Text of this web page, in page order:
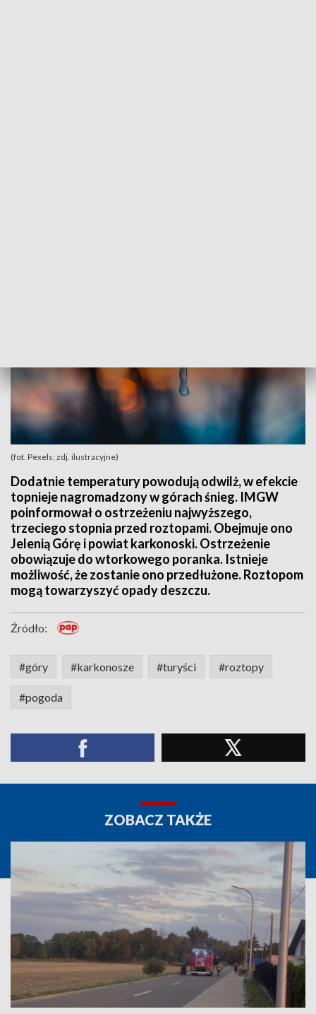
(fot. Pexels; zdj. ilustracyjne)
Dodatnie temperatury powodują odwilż, w efekcie
topnieje nagromadzony w górach śnieg. IMGW
poinformował o ostrzeżeniu najwyższego,
trzeciego stopnia przed roztopami. Obejmuje ono
Jelenią Górę i powiat karkonoski. Ostrzeżenie
obowiązuje do wtorkowego poranka. Istnieje
możliwość, że zostanie ono przedłużone. Roztopom
mogą towarzyszyć opady deszczu.
Źródło:
#góry #karkonosze #turyści #roztopy
#pogoda
ZOBACZ TAKŻE